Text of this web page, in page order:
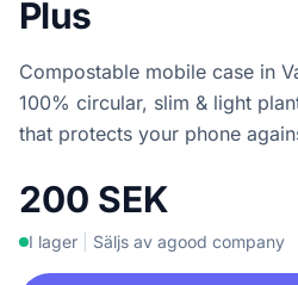
Plus
Compostable mobile case in
100% circular, slim & light
that protects your phone
200 SEK
I lager Säljs av agood company